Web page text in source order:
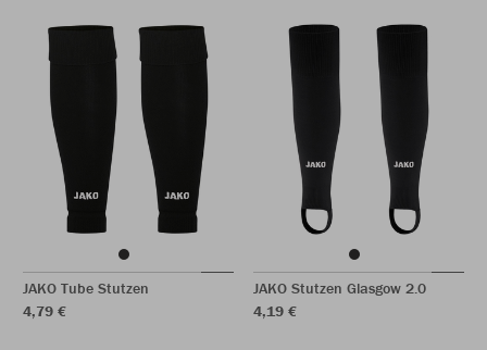
JAKO Tube Stutzen
4,79 €
JAKO Stutzen Glasgow 2.0
4,19 €